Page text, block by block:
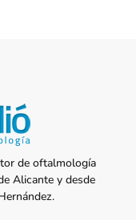
de oftalmología
Alicante y desde